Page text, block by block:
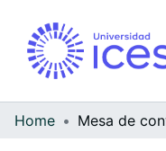
Home